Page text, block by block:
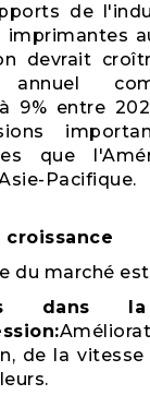
de
imprimantes
devrait
annuel
9% entre
que
Pacifique.
croissance
du marché
dans la
de la